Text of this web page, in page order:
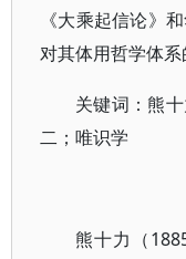
《大乘起信论》
对其体用哲学体系
关键词：熊
二；唯识学
熊十力（